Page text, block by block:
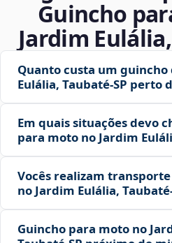
Guincho
Jardim
Quanto custa um
Eulália, Taubaté‑SP perto
Em quais situações devo
para moto no Jardim
Vocês realizam
no Jardim Eulália,
Guincho para moto no